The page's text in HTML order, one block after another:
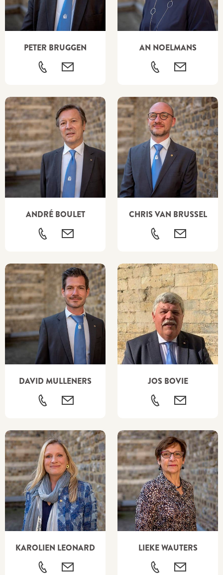
PETER BRUGGEN AN NOELMANS
ANDRÉ BOULET CHRIS VAN BRUSSEL
DAVID MULLENERS JOS BOVIE
KAROLIEN LEONARD LIEKE WAUTERS